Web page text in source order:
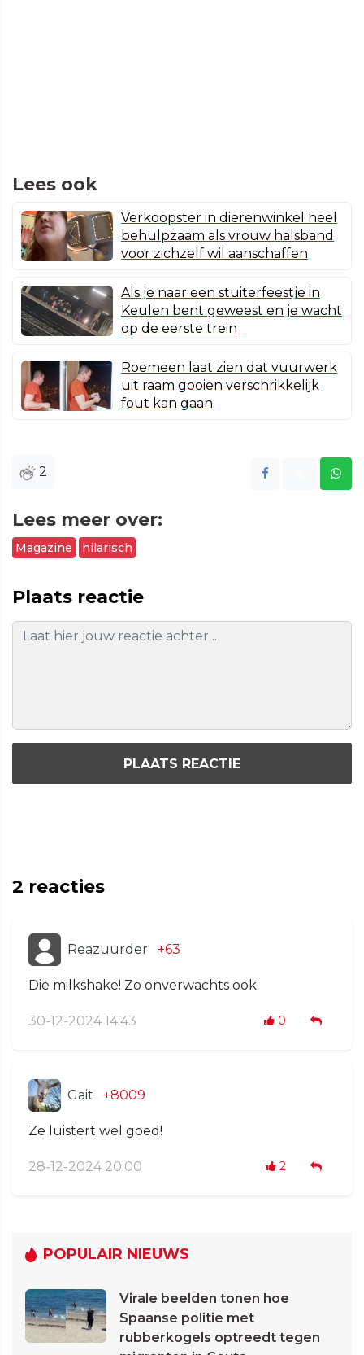
Lees ook
Verkoopster in dierenwinkel heel
behulpzaam als vrouw halsband
voor zichzelf wil aanschaffen
Als je naar een stuiterfeestje in
Keulen bent geweest en je wacht
op de eerste trein
Roemeen laat zien dat vuurwerk
uit raam gooien verschrikkelijk
fout kan gaan
2
Lees meer over:
Magazine hilarisch
Plaats reactie
PLAATS REACTIE
2 reacties
Reazuurder +63
Die milkshake! Zo onverwachts ook.
30-12-2024 14:43 0
Gait +8009
Ze luistert wel goed!
28-12-2024 20:00 2
POPULAIR NIEUWS
Virale beelden tonen hoe
Spaanse politie met
rubberkogels optreedt tegen